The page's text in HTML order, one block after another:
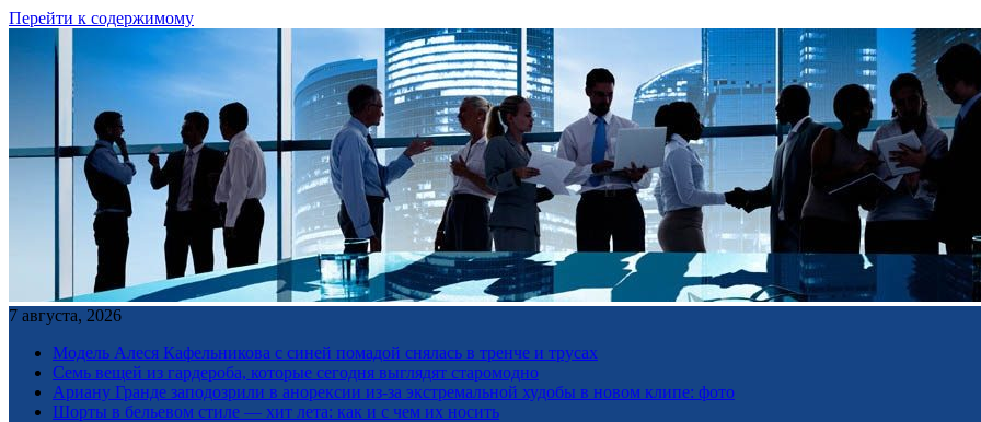
Перейти к содержимому
7 августа, 2026
Модель Алеся Кафельникова с синей помадой снялась в тренче и трусах
Семь вещей из гардероба, которые сегодня выглядят старомодно
Ариану Гранде заподозрили в анорексии из-за экстремальной худобы в новом клипе: фото
Шорты в бельевом стиле — хит лета: как и с чем их носить